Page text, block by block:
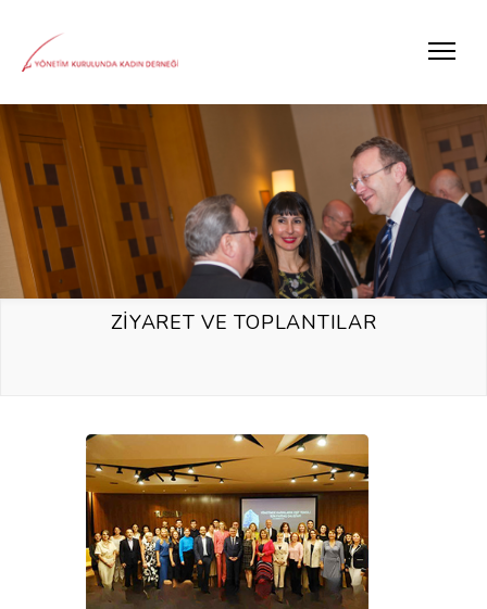
ZİYARET VE TOPLANTILAR